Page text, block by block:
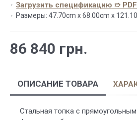
86 840 грн.
Загрузить спецификацию ➱ PDF
Размеры: 47.70cm x 68.00cm x
ОПИСАНИЕ ТОВАРА
Стальная топка с